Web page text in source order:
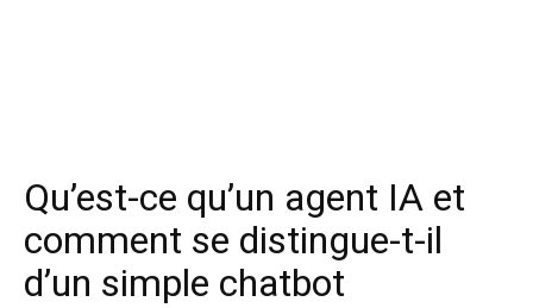
Qu’est-ce qu’un agent IA et
comment se distingue-t-il
d’un simple chatbot